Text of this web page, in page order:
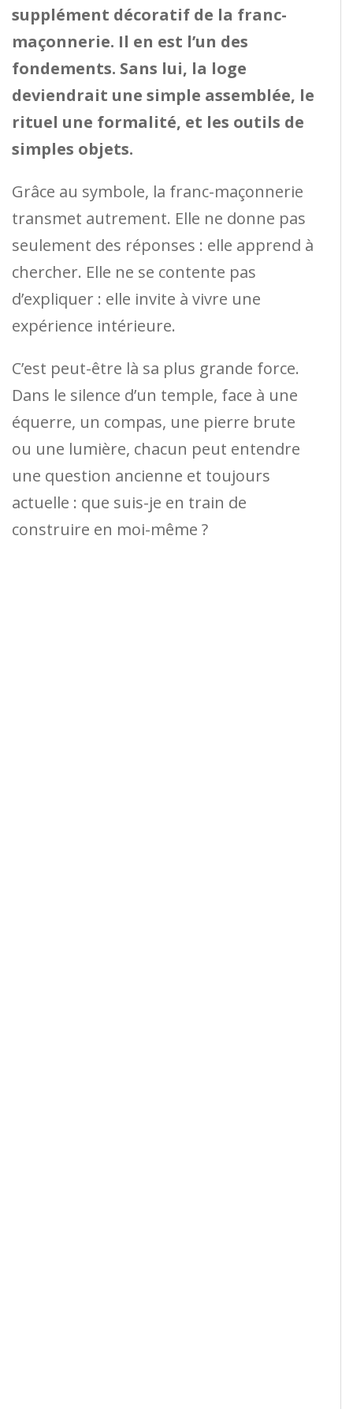
supplément décoratif de la franc-
maçonnerie. Il en est l’un des
fondements. Sans lui, la loge
deviendrait une simple assemblée, le
rituel une formalité, et les outils de
simples objets.
Grâce au symbole, la franc-maçonnerie
transmet autrement. Elle ne donne pas
seulement des réponses : elle apprend à
chercher. Elle ne se contente pas
d’expliquer : elle invite à vivre une
expérience intérieure.
C’est peut-être là sa plus grande force.
Dans le silence d’un temple, face à une
équerre, un compas, une pierre brute
ou une lumière, chacun peut entendre
une question ancienne et toujours
actuelle : que suis-je en train de
construire en moi-même ?